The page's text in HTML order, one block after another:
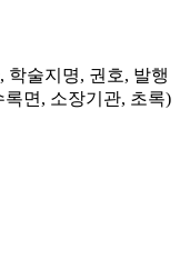
학술지명, 권호, 발행
면, 소장기관, 초록)